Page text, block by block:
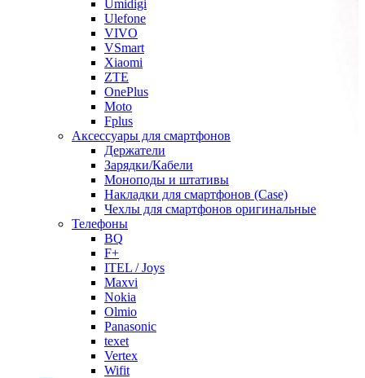
Umidigi
Ulefone
VIVO
VSmart
Xiaomi
ZTE
OnePlus
Moto
Fplus
Аксессуары для смартфонов
Держатели
Зарядки/Кабели
Моноподы и штативы
Накладки для смартфонов (Case)
Чехлы для смартфонов оригинальные
Телефоны
BQ
F+
ITEL / Joys
Maxvi
Nokia
Olmio
Panasonic
texet
Vertex
Wifit